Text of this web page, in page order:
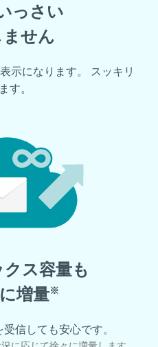
っさい
せん
示になります。 スッキリ
す。
ス容量も
増量※
信しても安心です。